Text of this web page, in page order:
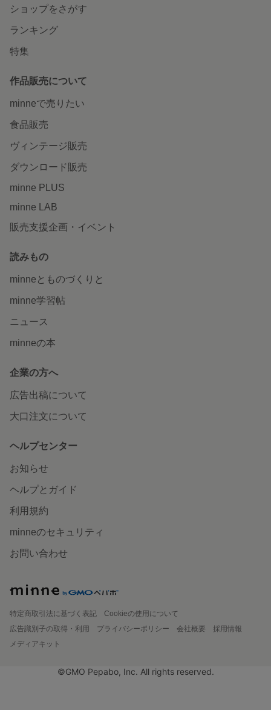
ショップをさがす
ランキング
特集
作品販売について
minneで売りたい
食品販売
ヴィンテージ販売
ダウンロード販売
minne PLUS
minne LAB
販売支援企画・イベント
読みもの
minneとものづくりと
minne学習帖
ニュース
minneの本
企業の方へ
広告出稿について
大口注文について
ヘルプセンター
お知らせ
ヘルプとガイド
利用規約
minneのセキュリティ
お問い合わせ
特定商取引法に基づく表記
Cookieの使用について
広告識別子の取得・利用
プライバシーポリシー 会社概要
採用情報
メディアキット
©GMO Pepabo, Inc. All rights reserved.